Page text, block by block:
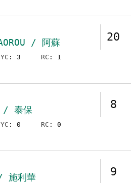
20
/ 阿蘇
YC : 3 RC : 1
8
/ 泰保
YC : 0 RC : 0
9
施利華